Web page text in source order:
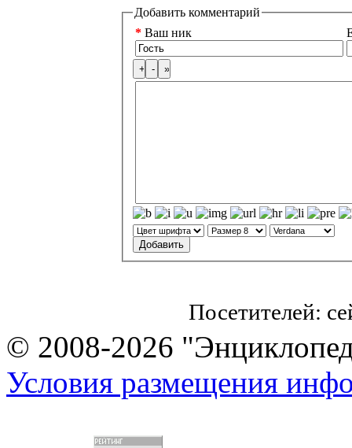
Добавить комментарий
* Ваш ник
Посетителей:
© 2008-2026
Условия размещения